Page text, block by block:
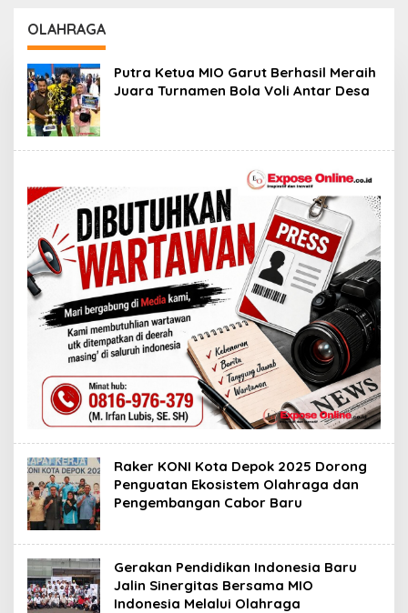
dari Pribadi
OLAHRAGA
Putra Ketua MIO Garut Berhasil Meraih
Juara Turnamen Bola Voli Antar Desa
Raker KONI Kota Depok 2025 Dorong
Penguatan Ekosistem Olahraga dan
Pengembangan Cabor Baru
Gerakan Pendidikan Indonesia Baru
Jalin Sinergitas Bersama MIO
Indonesia Melalui Olahraga